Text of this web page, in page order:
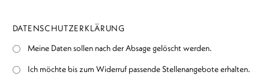
DATENSCHUTZERKLÄRUNG
Meine Daten sollen nach der Absage gelöscht werden.
Ich möchte bis zum Widerruf passende Stellenangebote erhalten.